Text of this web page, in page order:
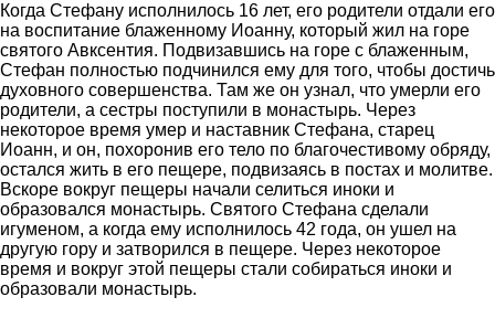
Когда Стефану исполнилось 16 лет, его родители отдали его
на воспитание блаженному Иоанну, который жил на горе
святого Авксентия. Подвизавшись на горе с блаженным,
Стефан полностью подчинился ему для того, чтобы достичь
духовного совершенства. Там же он узнал, что умерли его
родители, а сестры поступили в монастырь. Через
некоторое время умер и наставник Стефана, старец
Иоанн, и он, похоронив его тело по благочестивому обряду,
остался жить в его пещере, подвизаясь в постах и молитве.
Вскоре вокруг пещеры начали селиться иноки и
образовался монастырь. Святого Стефана сделали
игуменом, а когда ему исполнилось 42 года, он ушел на
другую гору и затворился в пещере. Через некоторое
время и вокруг этой пещеры стали собираться иноки и
образовали монастырь.